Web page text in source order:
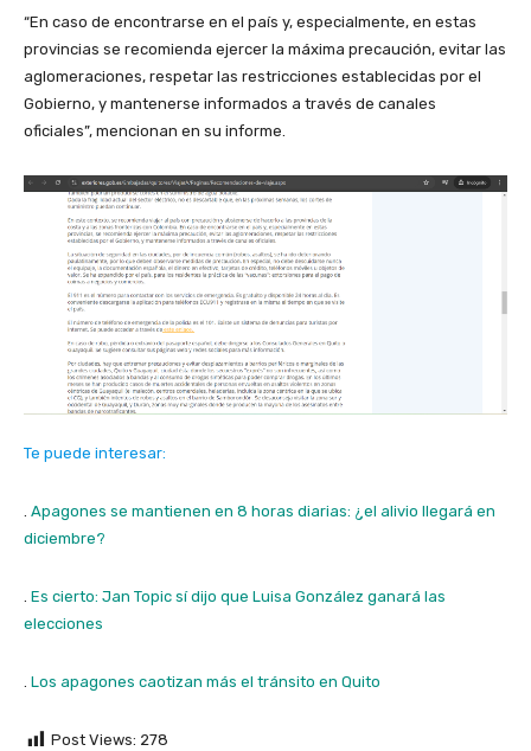
“En caso de encontrarse en el país y, especialmente, en estas
provincias se recomienda ejercer la máxima precaución, evitar las
aglomeraciones, respetar las restricciones establecidas por el
Gobierno, y mantenerse informados a través de canales
oficiales”, mencionan en su informe.
Te puede interesar:
Apagones se mantienen en 8 horas diarias: ¿el alivio llegará en
diciembre?
Es cierto: Jan Topic sí dijo que Luisa González ganará las
elecciones
Los apagones caotizan más el tránsito en Quito
Post Views: 278